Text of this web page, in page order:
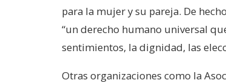
para la mujer y su pareja. De
“un derecho humano universal
sentimientos, la dignidad, las
Otras organizaciones como la